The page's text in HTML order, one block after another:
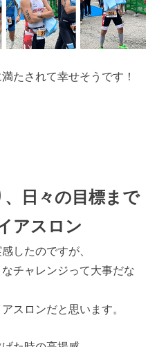
たされて幸せそうです！
日々の目標まで
アスロン
したのですが、
チャレンジって大事だな
スロンだと思います。